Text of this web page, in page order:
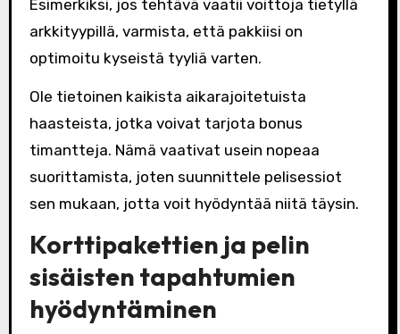
Esimerkiksi, jos tehtävä vaatii voittoja tietyllä
arkkityypillä, varmista, että pakkiisi on
optimoitu kyseistä tyyliä varten.
Ole tietoinen kaikista aikarajoitetuista
haasteista, jotka voivat tarjota bonus
timantteja. Nämä vaativat usein nopeaa
suorittamista, joten suunnittele pelisessiot
sen mukaan, jotta voit hyödyntää niitä täysin.
Korttipakettien ja pelin
sisäisten tapahtumien
hyödyntäminen